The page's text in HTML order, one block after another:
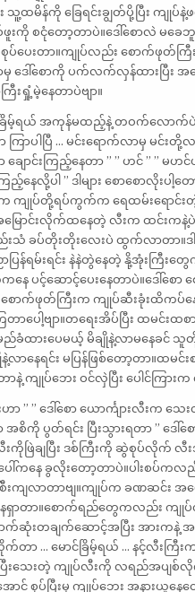
မိန်ကို ခြေရင်းချွတ်ပို့ပြီး ကျုပ်နဲ့ဖင်
းကို စငုံတော့တာပဲ။ဒေါ်စောလဲ မ
ပေးတာ။ကျုပ်လည်း စောက်ဖုတ်က
ာမှ ဒေါ်စောကို ပက်လက်လှန်ထားပြီ
းရှုံ့မဲ့နေတာပဲဗျာ။
ြိမ့်ရယ် အကုန်မထည့်နဲ့ တဝက်လောက်ပဲ လု
ြာပါပြီ … မင်းရောက်လာမှ မင်း
ချောင်းကြည့်နေတာ ” ” ဟင် ” ” မ
ေလို့ပါ ” ဒါများ စောစောလိုးပါ့တ
းက ကျုပ်တို့ရပ်ကွက်က ရေထမ်းရော
ောင်းလိုက်ထနေတဲ့ လီးက ထင်းကနဲ့ပဲ။
သံ ခပ်တိုးတိုးလေးပဲ ထွက်လာတာ။ဒါ
ပြန်ရမ်းရင်း နဲနဲတွဲနေတဲ့ နို့အုံးကြီ
ပင့်ဆောင့်ပေးနေတာပဲ။ဒေါ်စေ
ောက်ဖုတ်ကြီးက ကျုပ်ဆီးခုံးထိကပ်န
ပေါ့ဗျာ။တရေးအိပ်ပြီး ထမင်းထစာ
ထားပေမယ့် မိချိုနဲ့လာမနေခင် သူတို့န
ာနေရင်း မပြန်ဖြစ်တော့တာ။ထမင်
နဲ့ ကျုပ်ဘေး ဝင်လှဲပြီး ပေါင်ကြာ
ာ ” ” ဒေါ်စော ယောင်္ကျားလီးက
အစိကို ပွတ်ရင်း ပြီးသွားရတာ ” ဒေါ်
ကိုဖြဲချပြီး ဒစ်ကြီးကို ဆွဲစုပ်လိုက်
ါ်ကနေ ခွလိုးတော့တာပဲ။ပါးစပ်ကလ
ါ်စီးကျလာတာဗျ။ကျုပ်က ခဏဆင်း
ာတာ။စောက်ရည်တွေကလည်း ကျုပ်
ာက်ဆုံးတချက်ဆောင့်အပြီး အားက
လိုက်တာ … မောင်ခြိမ့်ရယ် … နင့်လီးကြီ
မပြီးသေးတဲ့ ကျုပ်လီးကို လရည်အပ
ောင် စုပ်ပြီးမှ ကျုပ်ဘေး အနားယူ